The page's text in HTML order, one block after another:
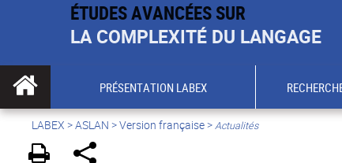
ÉTUDES AVANCÉES SUR
LA COMPLEXITÉ DU LANGAGE
PRÉSENTATION LABEX
LABEX >ASLAN >Version française>Actualités